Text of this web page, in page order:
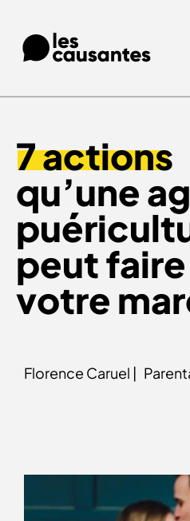
7 actions
qu’une
peut
votre
Florence Caruel |